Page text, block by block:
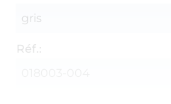
gris
Réf.: